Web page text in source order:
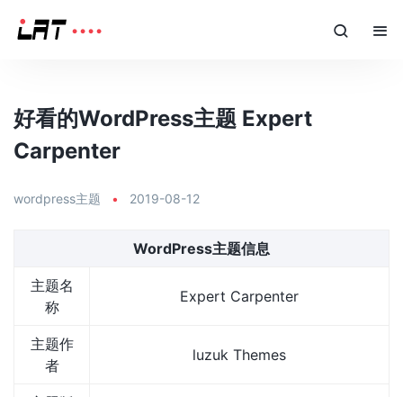
好看的WordPress主题 Expert
Carpenter
wordpress主题 • 2019-08-12
WordPress主题信息
主题名
称
Expert Carpenter
主题作
者
luzuk Themes